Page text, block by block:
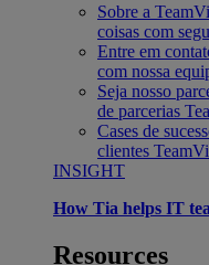
Sobre a
coisas com
Entre em
com nossa
Seja nosso
de parcerias
Cases de
clientes
INSIGHT
How Tia helps IT
Resources